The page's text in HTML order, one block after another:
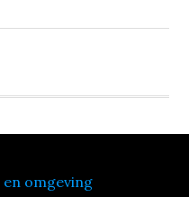
omgeving